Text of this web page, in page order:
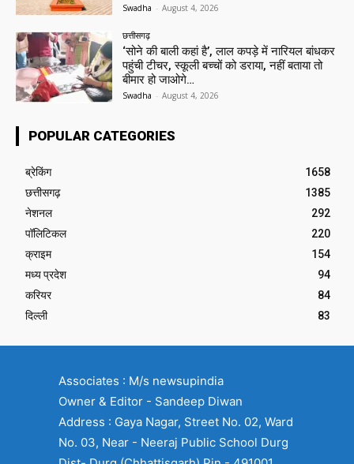
Swadha - August 4, 2026
छत्तीसगढ़
‘सोने की बाली कहां है’, लाल कपड़े में नारियल बांधकर
पहुंची टीचर, स्कूली बच्चों को डराया, नहीं बताया तो
बीमार हो जाओगे…
Swadha - August 4, 2026
POPULAR CATEGORIES
ब्रेकिंग
1658
छत्तीसगढ़
1385
नेशनल
292
पॉलिटिकल
220
क्राइम
154
मध्य प्रदेश
94
करियर
84
दिल्ली
83
Associates : M/s newsupindia
Owner & Editor - Sandeep Diwan
Address : Gaya Nagar, Street No. 02, Ward
No. 03, Near - Neeraj Public School Durg